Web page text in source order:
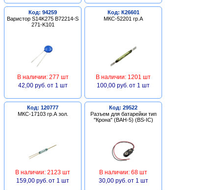
Код: 94259
Варистор S14K275 B72214-S
271-K101
В наличии: 277 шт
42,00 руб. от 1 шт
Код: К26601
МКС-52201 гр.А
В наличии: 1201 шт
100,00 руб. от 1 шт
Код: 120777
МКС-17103 гр.А зол.
В наличии: 2123 шт
159,00 руб. от 1 шт
Код: 29522
Разъем для батарейки тип
"Крона" (BAH-5) (BS-IC)
В наличии: 68 шт
30,00 руб. от 1 шт